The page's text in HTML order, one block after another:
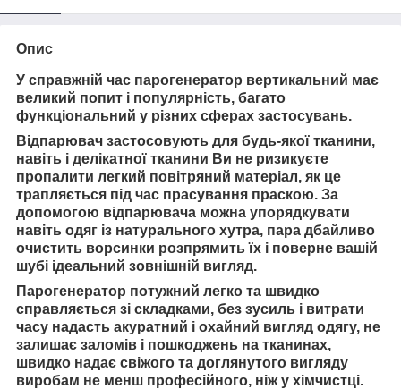
Опис
У справжній час парогенератор вертикальний має
великий попит і популярність, багато
функціональний у різних сферах застосувань.
Відпарювач застосовують для будь-якої тканини,
навіть і делікатної тканини Ви не ризикуєте
пропалити легкий повітряний матеріал, як це
трапляється під час прасування праскою. За
допомогою відпарювача можна упорядкувати
навіть одяг із натурального хутра, пара дбайливо
очистить ворсинки розпрямить їх і поверне вашій
шубі ідеальний зовнішній вигляд.
Парогенератор потужний легко та швидко
справляється зі складками, без зусиль і витрати
часу надасть акуратний і охайний вигляд одягу, не
залишає заломів і пошкоджень на тканинах,
швидко надає свіжого та доглянутого вигляду
виробам не менш професійного, ніж у хімчистці.